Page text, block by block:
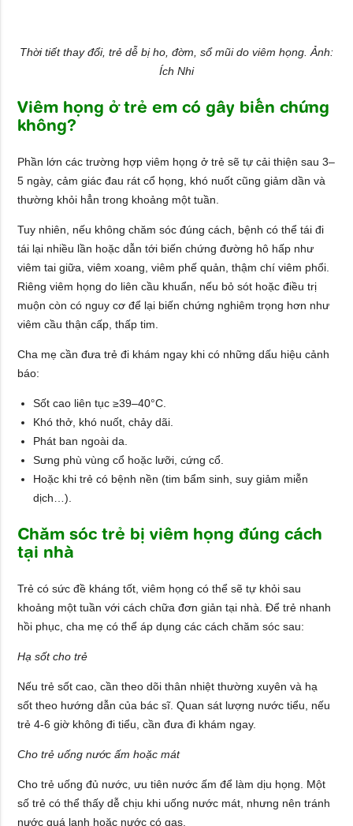
Thời tiết thay đổi, trẻ dễ bị ho, đờm, sổ mũi do viêm họng. Ảnh:
Ích Nhi
Viêm họng ở trẻ em có gây biến chứng
không?
Phần lớn các trường hợp viêm họng ở trẻ sẽ tự cải thiện sau 3–
5 ngày, cảm giác đau rát cổ họng, khó nuốt cũng giảm dần và
thường khỏi hẳn trong khoảng một tuần.
Tuy nhiên, nếu không chăm sóc đúng cách, bệnh có thể tái đi
tái lại nhiều lần hoặc dẫn tới biến chứng đường hô hấp như
viêm tai giữa, viêm xoang, viêm phế quản, thậm chí viêm phổi.
Riêng viêm họng do liên cầu khuẩn, nếu bỏ sót hoặc điều trị
muộn còn có nguy cơ để lại biến chứng nghiêm trọng hơn như
viêm cầu thận cấp, thấp tim.
Cha mẹ cần đưa trẻ đi khám ngay khi có những dấu hiệu cảnh
báo:
Sốt cao liên tục ≥39–40°C.
Khó thở, khó nuốt, chảy dãi.
Phát ban ngoài da.
Sưng phù vùng cổ hoặc lưỡi, cứng cổ.
Hoặc khi trẻ có bệnh nền (tim bẩm sinh, suy giảm miễn
dịch…).
Chăm sóc trẻ bị viêm họng đúng cách
tại nhà
Trẻ có sức đề kháng tốt, viêm họng có thể sẽ tự khỏi sau
khoảng một tuần với cách chữa đơn giản tại nhà. Để trẻ nhanh
hồi phục, cha mẹ có thể áp dụng các cách chăm sóc sau:
Hạ sốt cho trẻ
Nếu trẻ sốt cao, cần theo dõi thân nhiệt thường xuyên và hạ
sốt theo hướng dẫn của bác sĩ. Quan sát lượng nước tiểu, nếu
trẻ 4-6 giờ không đi tiểu, cần đưa đi khám ngay.
Cho trẻ uống nước ấm hoặc mát
Cho trẻ uống đủ nước, ưu tiên nước ấm để làm dịu họng. Một
số trẻ có thể thấy dễ chịu khi uống nước mát, nhưng nên tránh
nước quá lạnh hoặc nước có gas.